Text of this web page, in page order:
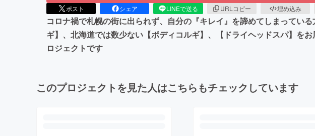
ポスト シェア LINEで送る URLコピー 埋め込み
コロナ禍で札幌の街に出られず、自分の『キレイ』を諦めてしまってい
ギ】、北海道では数少ない【ボディコルギ】、【ドライヘッドスパ】
ロジェクトです
このプロジェクトを見た人はこちらもチェックしています